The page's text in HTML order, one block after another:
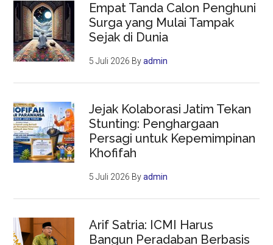
Empat Tanda Calon Penghuni
Surga yang Mulai Tampak
Sejak di Dunia
5 Juli 2026 Byadmin
Jejak Kolaborasi Jatim Tekan
Stunting: Penghargaan
Persagi untuk Kepemimpinan
Khofifah
5 Juli 2026 Byadmin
Arif Satria: ICMI Harus
Bangun Peradaban Berbasis